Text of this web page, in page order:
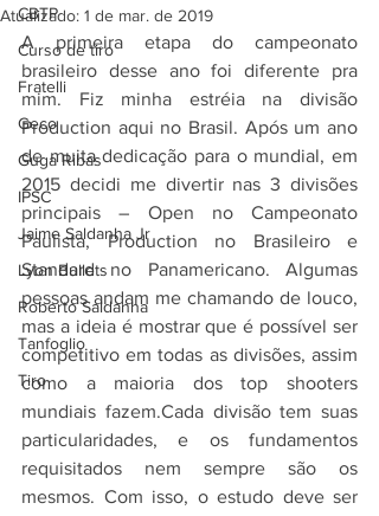
CBTP
Curso de tiro
Fratelli
Geco
Guga Ribas
IPSC
Jaime Saldanha Jr
Lyon Bullets
Roberto Saldanha
Tanfoglio
Tiro
Atualizado: 1 de mar. de 2019
A primeira etapa do campeonato
brasileiro desse ano foi diferente pra
mim. Fiz minha estréia na divisão
Production aqui no Brasil. Após um ano
de muita dedicação para o mundial, em
2015 decidi me divertir nas 3 divisões
principais – Open no Campeonato
Paulista, Production no Brasileiro e
Standard no Panamericano. Algumas
pessoas andam me chamando de louco,
mas a ideia é mostrar que é possível ser
competitivo em todas as divisões, assim
como a maioria dos top shooters
mundiais fazem.Cada divisão tem suas
particularidades, e os fundamentos
requisitados nem sempre são os
mesmos. Com isso, o estudo deve ser